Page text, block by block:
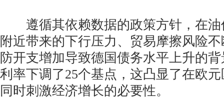
遵循其依赖数据的政策方针，在油
附近带来的下行压力、贸易摩擦风险
防开支增加导致德国债务水平上升的
利率下调了25个基点，这凸显了在欧
同时刺激经济增长的必要性。